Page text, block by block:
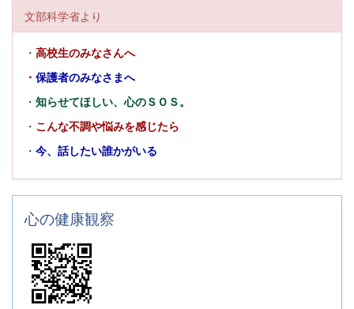
文部科学省より
・ 高校生のみなさんへ
・ 保護者のみなさまへ
・ 知らせてほしい、心のＳＯＳ。
・ こんな不調や悩みを感じたら
・ 今、話したい誰かがいる
心の健康観察